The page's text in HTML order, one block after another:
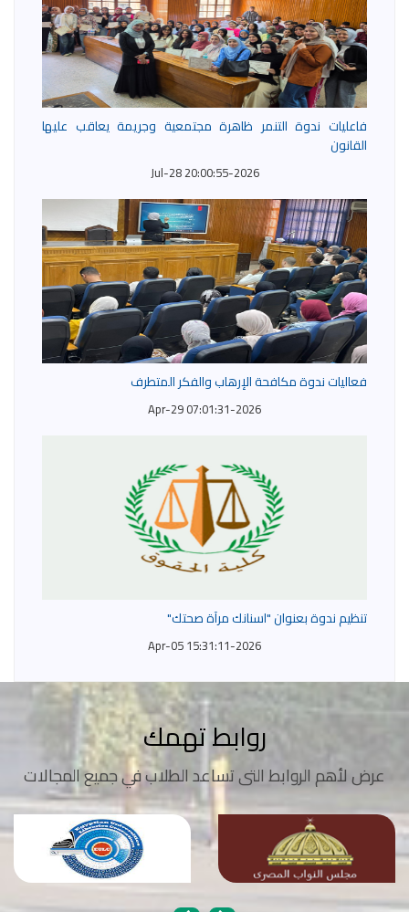
فاعليات ندوة التنمر ظاهرة مجتمعية وجريمة يعاقب عليها
القانون
2026-Jul-28 20:00:55
فعاليات ندوة مكافحة الإرهاب والفكر المتطرف
2026-Apr-29 07:01:31
تنظيم ندوة بعنوان "اسنانك مرآة صحتك"
2026-Apr-05 15:31:11
روابط تهمك
عرض لأهم الروابط التى تساعد الطلاب في جميع المجالات